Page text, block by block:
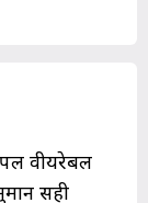
वीयरेबल
सही